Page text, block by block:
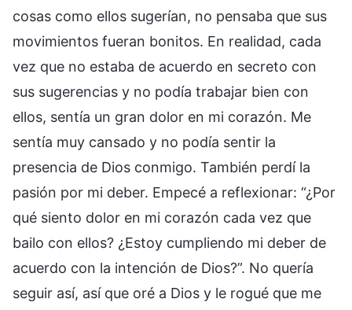
cosas como ellos sugerían, no pensaba que sus
movimientos fueran bonitos. En realidad, cada
vez que no estaba de acuerdo en secreto con
sus sugerencias y no podía trabajar bien con
ellos, sentía un gran dolor en mi corazón. Me
sentía muy cansado y no podía sentir la
presencia de Dios conmigo. También perdí la
pasión por mi deber. Empecé a reflexionar: “¿Por
qué siento dolor en mi corazón cada vez que
bailo con ellos? ¿Estoy cumpliendo mi deber de
acuerdo con la intención de Dios?”. No quería
seguir así, así que oré a Dios y le rogué que me